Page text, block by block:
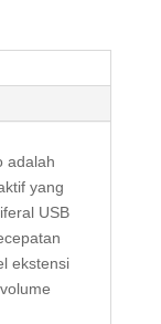
adalah
yang
USB
ekstensi